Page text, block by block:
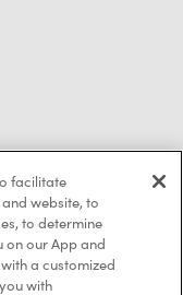
facilitate
website, to
to determine
on our App and
a customized
with